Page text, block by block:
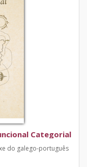
Categorial
do galego-português